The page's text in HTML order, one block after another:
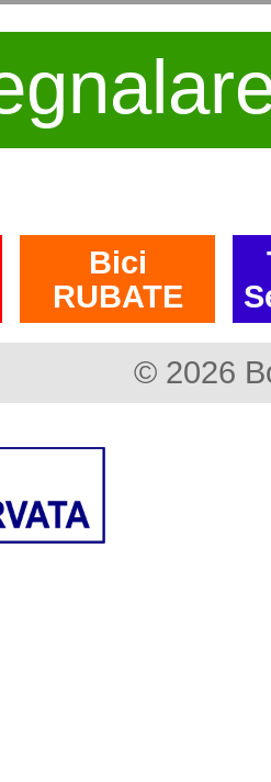
Bici
RUBATE
© 2026